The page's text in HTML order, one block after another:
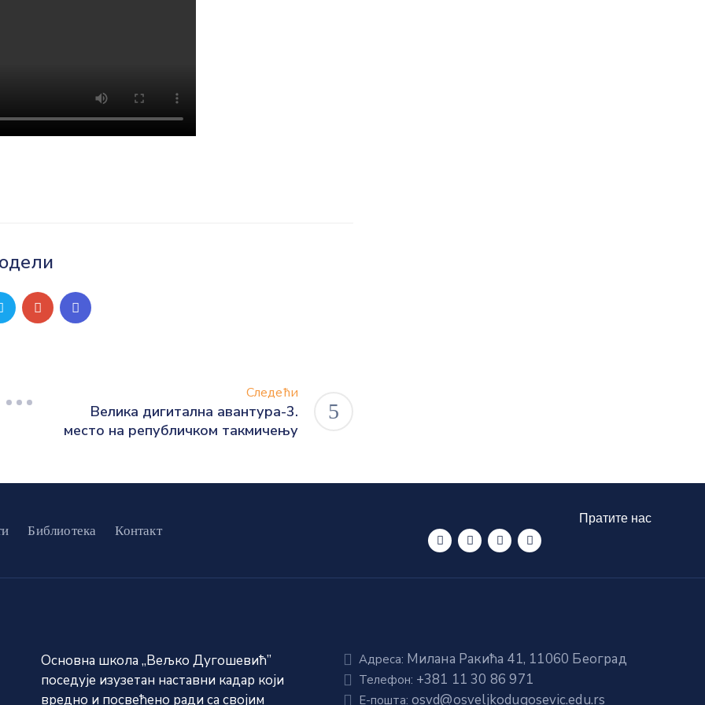
Следећи
Велика дигитална авантура-3.
место на републичком такмичењу
Библиотека Контакт
Пратите нас
Основна школа „Вељко Дугошевић”
поседује изузетан наставни кадар који
вредно и посвећено ради са својим
Адреса: Милана Ракића 41, 11060 Београд
Телефон: +381 11 30 86 971
E-пошта: osvd@osveljkodugosevic.edu.rs